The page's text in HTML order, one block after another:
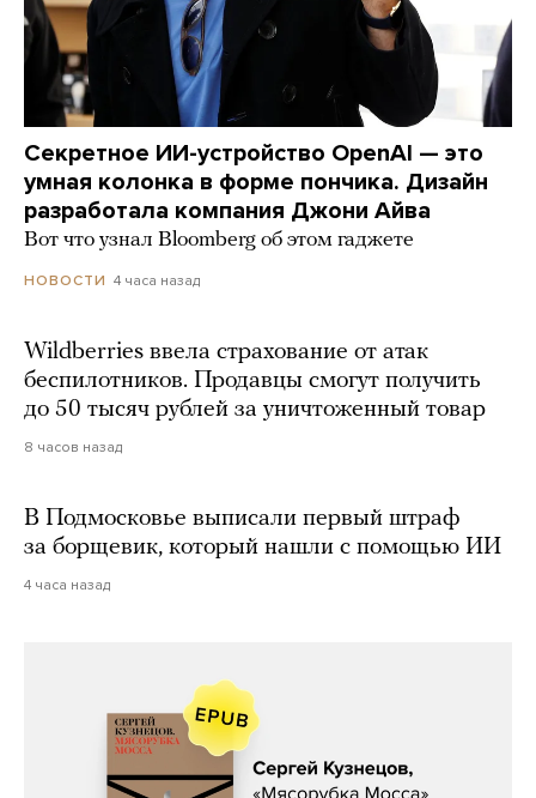
Секретное ИИ-устройство OpenAI — это
умная колонка в форме пончика. Дизайн
разработала компания Джони Айва
Вот что узнал Bloomberg об этом гаджете
НОВОСТИ 4 часа назад
Wildberries ввела страхование от атак
беспилотников. Продавцы смогут получить
до 50 тысяч рублей за уничтоженный товар
8 часов назад
В Подмосковье выписали первый штраф
за борщевик, который нашли с помощью ИИ
4 часа назад